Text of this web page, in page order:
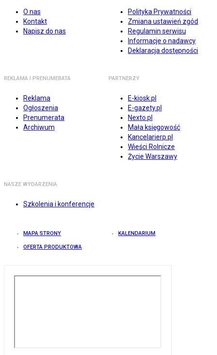
O nas
Kontakt
Napisz do nas
Polityka Prywatności
Zmiana ustawień zgód
Regulamin serwisu
Informacje o nadawcy
Deklaracja dostępności
REKLAMA I PRENUMERATA
Reklama
Ogłoszenia
Prenumerata
Archiwum
PARTNERZY
E-kiosk.pl
E-gazety.pl
Nexto.pl
Mała księgowość
Kancelarierp.pl
Wieści Rolnicze
Życie Warszawy
NASZE WYDARZENIA
Szkolenia i konferencje
MAPA STRONY KALENDARIUM
OFERTA PRODUKTOWA